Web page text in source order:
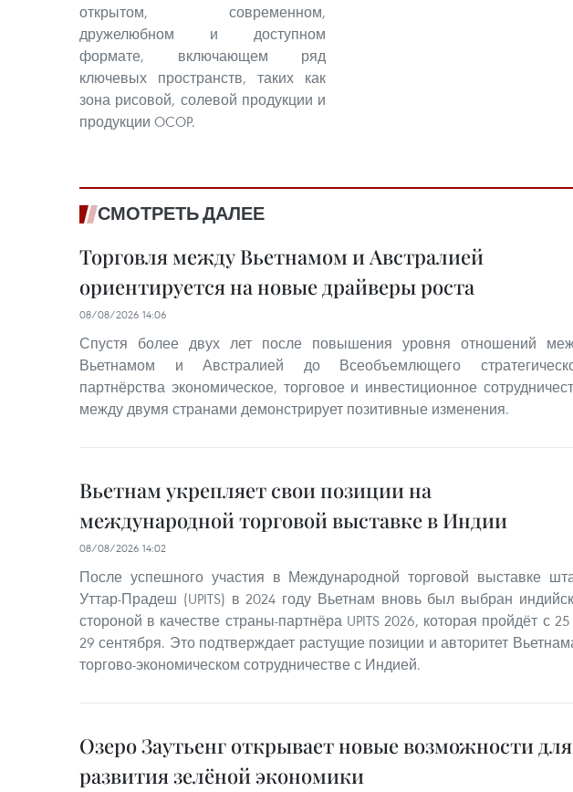
открытом, современном,
дружелюбном и доступном
формате, включающем ряд
ключевых пространств, таких как
зона рисовой, солевой продукции и
продукции OCOP.
СМОТРЕТЬ ДАЛЕЕ
Торговля между Вьетнамом и Австралией
ориентируется на новые драйверы роста
08/08/2026 14:06
Спустя более двух лет после повышения уровня отношений
Вьетнамом и Австралией до Всеобъемлющего
партнёрства экономическое, торговое и инвестиционное
между двумя странами демонстрирует позитивные изменения.
Вьетнам укрепляет свои позиции на
международной торговой выставке в Индии
08/08/2026 14:02
После успешного участия в Международной торговой выставке
Уттар-Прадеш (UPITS) в 2024 году Вьетнам вновь был выбран
стороной в качестве страны-партнёра UPITS 2026, которая пройдёт с
29 сентября. Это подтверждает растущие позиции и авторитет
торгово-экономическом сотрудничестве с Индией.
Озеро Заутьенг открывает новые возможности для
развития зелёной экономики